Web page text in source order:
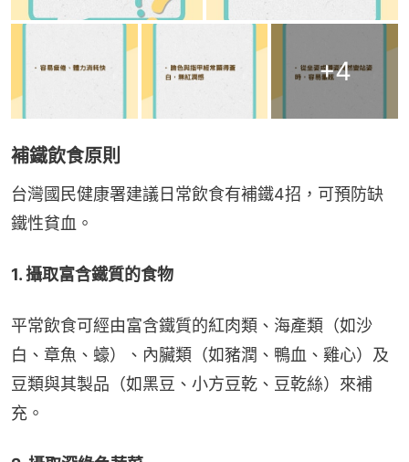
+4
補鐵飲食原則
台灣國民健康署建議日常飲食有補鐵4招，可預防缺
鐵性貧血。
1. 攝取富含鐵質的食物
平常飲食可經由富含鐵質的紅肉類、海產類（如沙
白、章魚、蠔）、內臟類（如豬潤、鴨血、雞心）及
豆類與其製品（如黑豆、小方豆乾、豆乾絲）來補
充。